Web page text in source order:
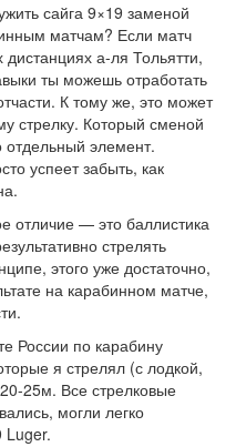
сайга 9×19 заменой
матчам? Если матч
дистанциях а-ля Тольятти,
ты можешь отработать
К тому же, это может
стрелку. Который сменой
отдельный элемент.
успеет забыть, как
отличие — это баллистика
стрелять
этого уже достаточно,
на карабинном матче,
России по карабину
я стрелял (с лодкой,
25м. Все стрелковые
могли легко
Luger.